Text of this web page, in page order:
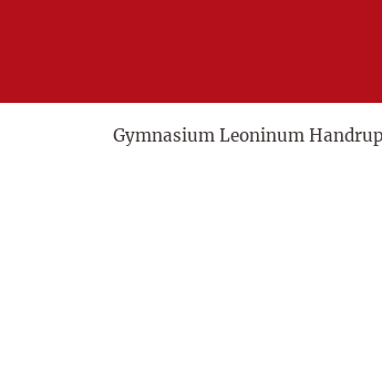
Gymnasium Leoninum Handrup